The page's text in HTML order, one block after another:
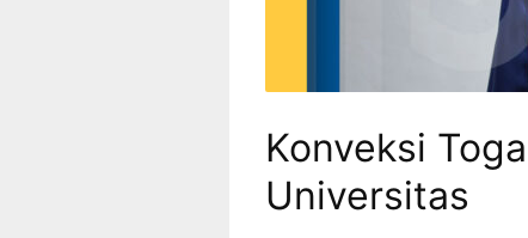
Konveksi
Universitas